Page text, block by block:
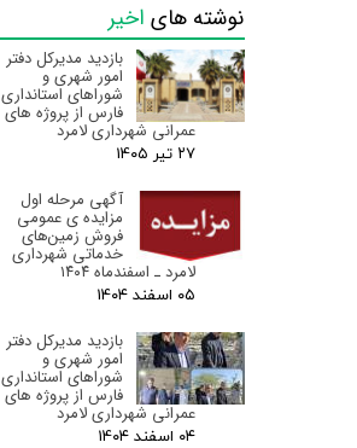
نوشته های اخیر
بازدید مدیرکل دفتر
امور شهری و
شوراهای استانداری
فارس از پروژه های
عمرانی شهرداری لامرد
۲۷ تیر ۰۵
آگهی مرحله اول
مزایده ی عمومی
فروش زمین‌های
خدماتی شهرداری
لامرد ـ اسفندماه ۱۴۰۴
۰۵ اسفند ۰۴
بازدید مدیرکل دفتر
امور شهری و
شوراهای استانداری
فارس از پروژه های
عمرانی شهرداری لامرد
۰۴ اسفند ۰۴